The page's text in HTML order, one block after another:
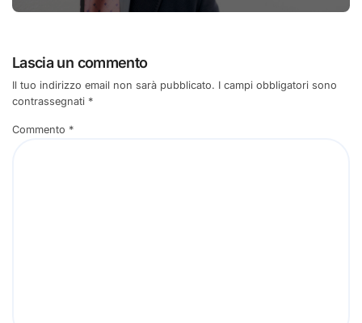
Lascia un commento
Il tuo indirizzo email non sarà pubblicato. I campi obbligatori sono
contrassegnati *
Commento *